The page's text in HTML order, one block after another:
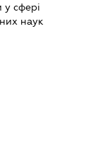
у сфері
наук